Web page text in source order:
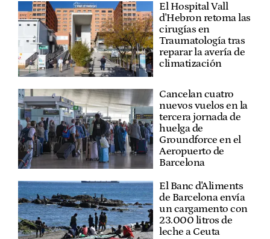
El Hospital Vall
d'Hebron retoma las
cirugías en
Traumatología tras
reparar la avería de
climatización
Cancelan cuatro
nuevos vuelos en la
tercera jornada de
huelga de
Groundforce en el
Aeropuerto de
Barcelona
El Banc d'Aliments
de Barcelona envía
un cargamento con
23.000 litros de
leche a Ceuta